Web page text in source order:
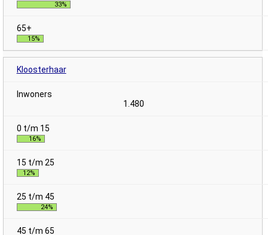
33%
15%
Kloosterhaar
1.480
16%
12%
24%